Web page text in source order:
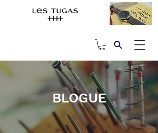
BLOGUE